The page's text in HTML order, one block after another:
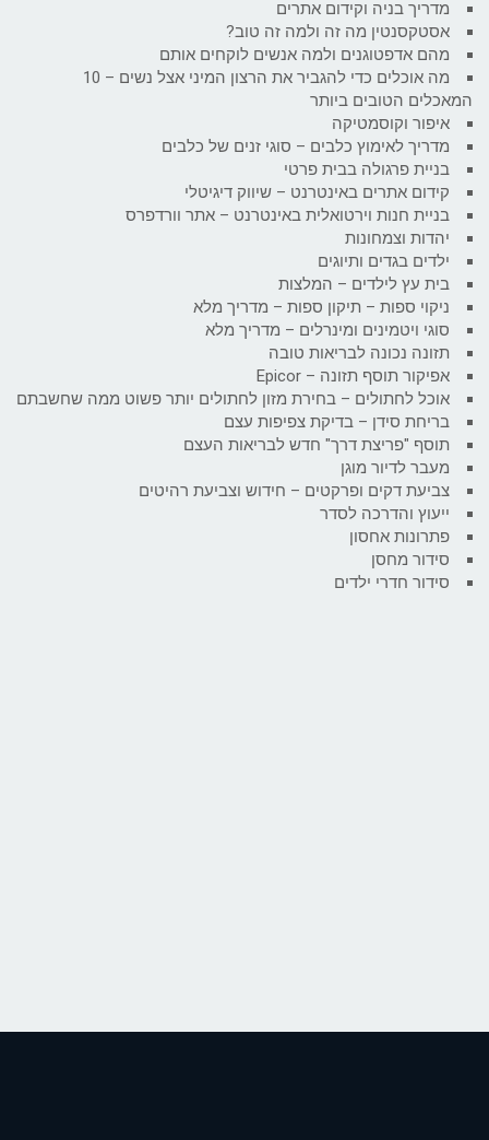
מדריך בניה וקידום אתרים
אסטקסנטין מה זה ולמה זה טוב?
מהם אדפטוגנים ולמה אנשים לוקחים אותם
מה אוכלים כדי להגביר את הרצון המיני אצל נשים – 10
המאכלים הטובים ביותר
איפור וקוסמטיקה
מדריך לאימוץ כלבים – סוגי זנים של כלבים
בניית פרגולה בבית פרטי
קידום אתרים באינטרנט – שיווק דיגיטלי
בניית חנות וירטואלית באינטרנט – אתר וורדפרס
יהדות וצמחונות
ילדים בגדים ותיוגים
בית עץ לילדים – המלצות
ניקוי ספות – תיקון ספות – מדריך מלא
סוגי ויטמינים ומינרלים – מדריך מלא
תזונה נכונה לבריאות טובה
אפיקור תוסף תזונה – Epicor
אוכל לחתולים – בחירת מזון לחתולים יותר פשוט ממה שחשבתם
בריחת סידן – בדיקת צפיפות עצם
תוסף "פריצת דרך" חדש לבריאות העצם
מעבר לדיור מוגן
צביעת דקים ופרקטים – חידוש וצביעת רהיטים
ייעוץ והדרכה לסדר
פתרונות אחסון
סידור מחסן
סידור חדרי ילדים